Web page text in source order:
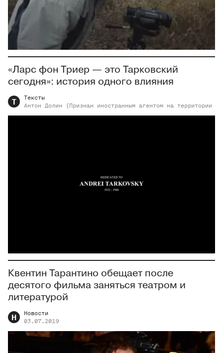
«Ларс фон Триер — это Тарковский
сегодня»: история одного влияния
Т
Тексты
Антон
Долин (Признан иностранным агентом на территории
Квентин Тарантино обещает после
десятого фильма заняться театром и
литературой
Н
Новости
03.07.2019